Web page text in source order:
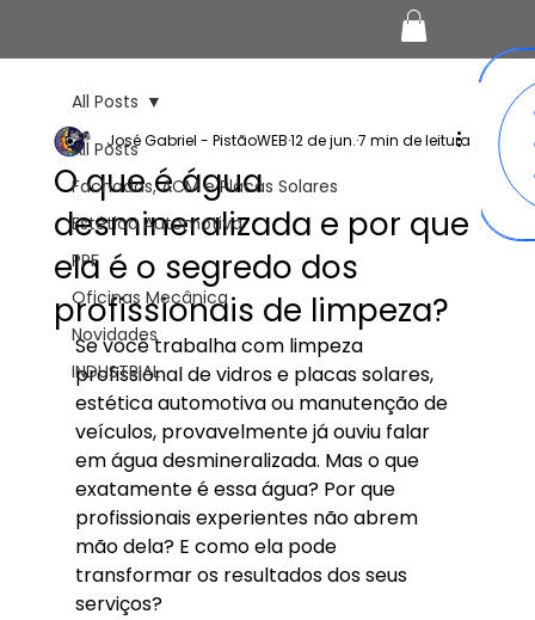
All Posts
Fachadas, ACM e Placas Solares
Estética Automotiva
PPF
Oficinas Mecânica
Novidades
INDUSTRIAL
All Posts
O que é água
desmineralizada e por que
ela é o segredo dos
profissionais de limpeza?
José Gabriel - PistãoWEB12 de jun.7 min de leitura
Se você trabalha com limpeza
profissional de vidros e placas solares,
estética automotiva ou manutenção de
veículos, provavelmente já ouviu falar
em água desmineralizada. Mas o que
exatamente é essa água? Por que
profissionais experientes não abrem
mão dela? E como ela pode
transformar os resultados dos seus
serviços?